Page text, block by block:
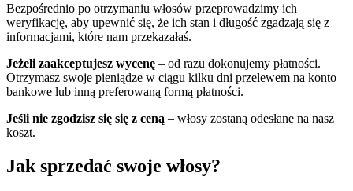
Bezpośrednio po otrzymaniu włosów przeprowadzimy ich
weryfikację, aby upewnić się, że ich stan i długość zgadzają się z
informacjami, które nam przekazałaś.
Jeżeli zaakceptujesz wycenę – od razu dokonujemy płatności.
Otrzymasz swoje pieniądze w ciągu kilku dni przelewem na konto
bankowe lub inną preferowaną formą płatności.
Jeśli nie zgodzisz się się z ceną – włosy zostaną odesłane na nasz
koszt.
Jak sprzedać swoje włosy?